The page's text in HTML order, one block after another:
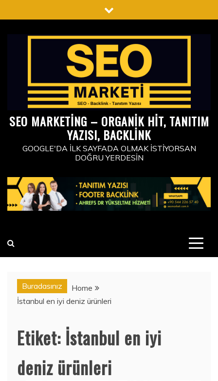
to
SEO MARKETING – ORGANIK HIT, TANITIM
YAZISI, BACKLINK
GOOGLE'DA İLK SAYFADA OLMAK İSTIYORSAN
DOĞRU YERDESIN
Buradasınız
Home
İstanbul en iyi deniz ürünleri
Etiket: İstanbul en iyi
deniz ürünleri